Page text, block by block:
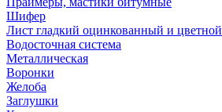
Шифер
Лист гладкий оцинкованный и цветной
Водосточная система
Металлическая
Воронки
Желоба
Заглушки